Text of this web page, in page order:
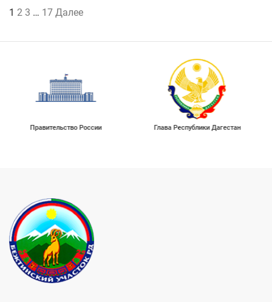
Пагинация
1 2 3 … 17 Далее
Правительство России Глава Республики Дагестан